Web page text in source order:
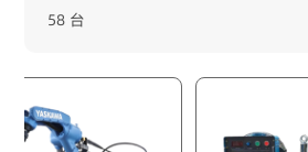
58 台